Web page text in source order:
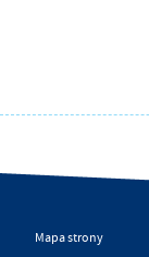
Mapa strony